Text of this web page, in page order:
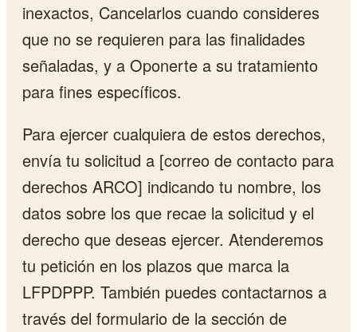
inexactos, Cancelarlos cuando consideres
que no se requieren para las finalidades
señaladas, y a Oponerte a su tratamiento
para fines específicos.
Para ejercer cualquiera de estos derechos,
envía tu solicitud a [correo de contacto para
derechos ARCO] indicando tu nombre, los
datos sobre los que recae la solicitud y el
derecho que deseas ejercer. Atenderemos
tu petición en los plazos que marca la
LFPDPPP. También puedes contactarnos a
través del formulario de la sección de